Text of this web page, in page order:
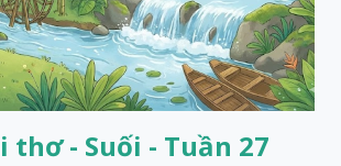
thơ - Suối - Tuần 27